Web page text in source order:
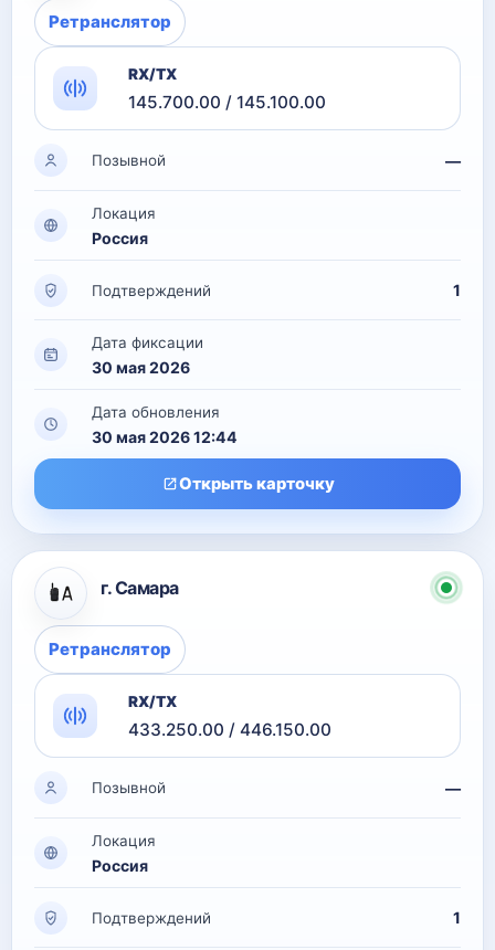
Ретранслятор
RX/TX
145.700.00 / 145.100.00
Позывной —
Локация
Россия
Подтверждений 1
Дата фиксации
30 мая 2026
Дата обновления
30 мая 2026 12:44
Открыть карточку
г. Самара
Ретранслятор
RX/TX
433.250.00 / 446.150.00
Позывной —
Локация
Россия
Подтверждений 1